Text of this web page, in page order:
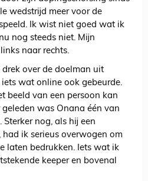
wedstrijd meer voor de
Ik wist niet goed wat ik
nog steeds niet. Mijn
naar rechts.
over de doelman uit
wat online ook gebeurde.
beeld van een persoon kan
was Onana één van
nog, als hij een
ik serieus overwogen om
laten bedrukken. Iets wat ik
keeper en bovenal